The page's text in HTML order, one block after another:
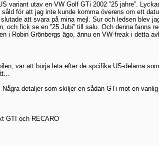
variant utav en VW Golf GTi 2002 ”25 jahre”.
för att jag inte kunde komma överens om ett
att svara på mina mejl. Sur och ledsen blev
och fick se en ”25 Jubi” till salu. Och denna fanns
i Robin Grönbergs ägo, ännu en VW-freak i detta
var att börja leta efter de spcifika US-delarna
Några detaljer som skiljer en sådan GTi mot en
GTI och RECARO